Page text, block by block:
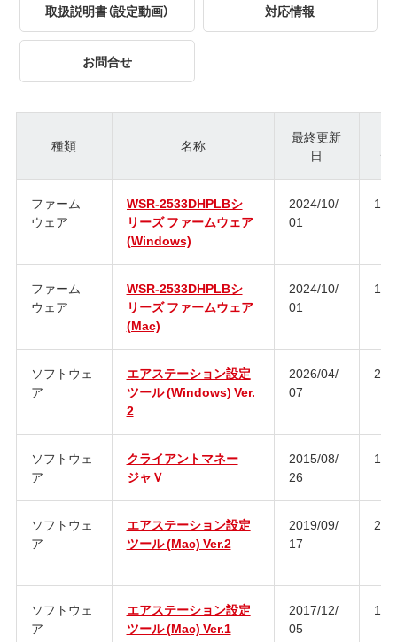
取扱説明書（設定動画） 対応情報
お問合せ
種類 名称
最終更新
日
ジ
ファーム
ウェア
WSR-2533DHPLBシ
リーズ ファームウェア
(Windows)
2024/10/
01
ファーム
ウェア
WSR-2533DHPLBシ
リーズ ファームウェア
(Mac)
2024/10/
01
ソフトウェ
ア
エアステーション設定
ツール (Windows) Ver.
2
2026/04/
07
ソフトウェ
ア
クライアントマネー
ジャＶ
2015/08/
26
ソフトウェ
ア
エアステーション設定
ツール (Mac) Ver.2
2019/09/
17
ソフトウェ
ア
エアステーション設定
ツール (Mac) Ver.1
2017/12/
05